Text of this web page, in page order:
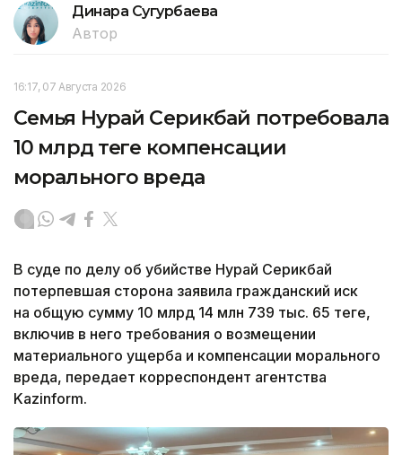
Динара Сугурбаева
Автор
16:17, 07 Августа 2026
Семья Нурай Серикбай потребовала
10 млрд теңге компенсации
морального вреда
В суде по делу об убийстве Нурай Серикбай
потерпевшая сторона заявила гражданский иск
на общую сумму 10 млрд 14 млн 739 тыс. 65 теңге,
включив в него требования о возмещении
материального ущерба и компенсации морального
вреда, передает корреспондент агентства
Kazinform.